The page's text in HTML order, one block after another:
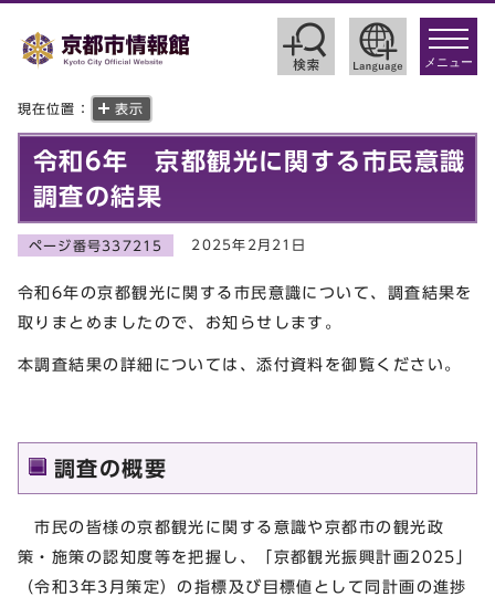
toggle
メニュー
現在位置： 表示
令和6年 京都観光に関する市民意識
調査の結果
ページ番号337215 2025年2月21日
令和6年の京都観光に関する市民意識について、調査結果を
取りまとめましたので、お知らせします。
本調査結果の詳細については、添付資料を御覧ください。
調査の概要
市民の皆様の京都観光に関する意識や京都市の観光政
策・施策の認知度等を把握し、「京都観光振興計画2025」
（令和3年3月策定）の指標及び目標値として同計画の進捗